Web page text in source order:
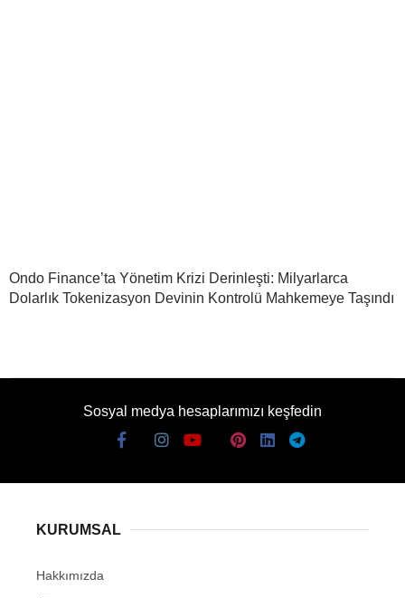
Ondo Finance’ta Yönetim Krizi Derinleşti: Milyarlarca
Dolarlık Tokenizasyon Devinin Kontrolü Mahkemeye Taşındı
Sosyal medya hesaplarımızı keşfedin
KURUMSAL
Hakkımızda